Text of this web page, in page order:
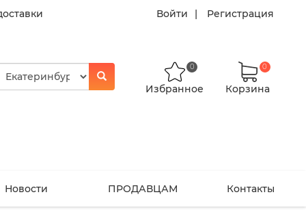
Войти Регистрация
Избранное
0
Корзина
0
Новости ПРОДАВЦАМ Контакты